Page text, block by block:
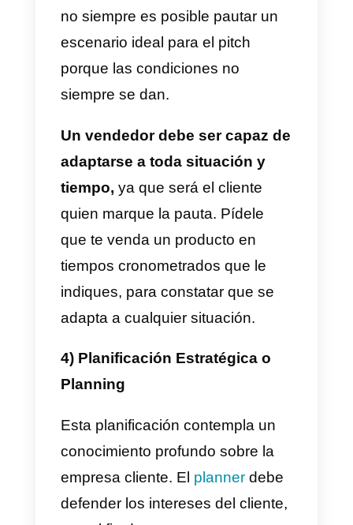
e) ¿Qué tenemos que hacer
después de terminada esta
reunión?
2) Ventas técnicas
Todos los productos requieren
que el vendedor tenga un
conocimiento completo sobre lo
que está vendiendo. Sin
embargo, hay productos que
técnicas sobre un nicho
Asegúrate que tu vendedor
sepa exactamente qué es lo
que está ofreciendo.Hazle